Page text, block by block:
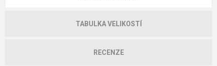
TABULKA VELIKOSTÍ
RECENZE